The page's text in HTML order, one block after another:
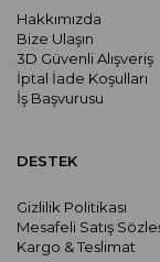
Hakkımızda
Bize Ulaşın
3D Güvenli Alışveriş
İptal İade Koşulları
İş Başvurusu
DESTEK
Gizlilik Politikası
Mesafeli Satış
Kargo & Teslimat